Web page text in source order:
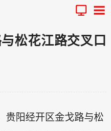
松花江路交叉口
贵阳经开区金戈路与松